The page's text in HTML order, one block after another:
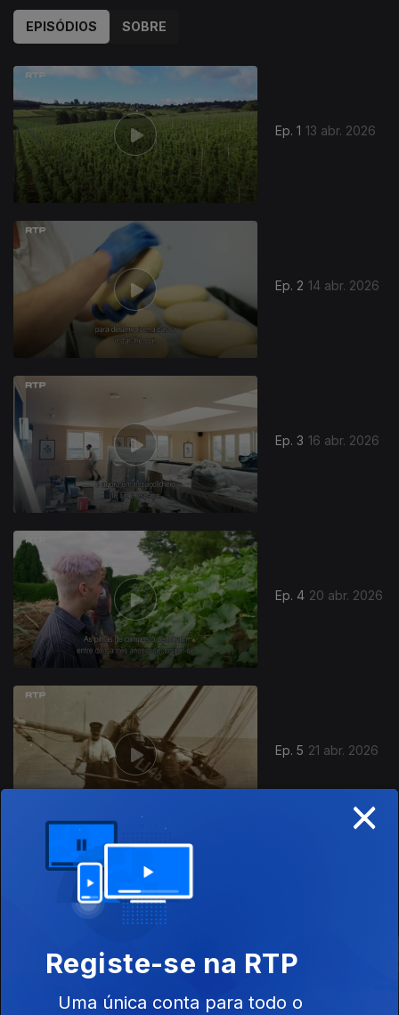
EPISÓDIOS SOBRE
Ep. 1 13 abr. 2026
Ep. 2 14 abr. 2026
Ep. 3 16 abr. 2026
Ep. 4 20 abr. 2026
Ep. 5 21 abr. 2026
923715
Este conteúdo faz parte de
Documentários de Sociedade e
Atualidade
×
Registe-se na RTP
Uma única conta para todo o